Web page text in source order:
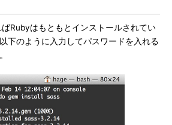
Rubyはもともとインストールされてい
下のように入力してパスワードを入れる